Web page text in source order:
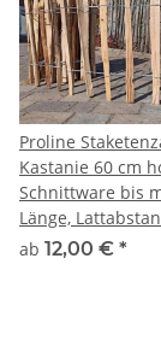
Proline
Kastanie 60 cm
Schnittware bis
Länge,
10cm
ab 12,00 € *